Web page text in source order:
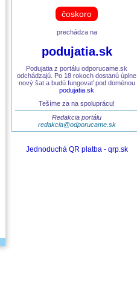
čoskoro
prechádza na
podujatia.sk
Podujatia z portálu odporucame.sk
odchádzajú. Po 18 rokoch dostanú úplne
nový šat a budú fungovať pod doménou
podujatia.sk
Tešíme za na spoluprácu!
Redakcia portálu
redakcia@odporucame.sk
Jednoduchá QR platba - qrp.sk